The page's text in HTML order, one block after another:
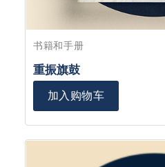
书籍和手册
重振旗鼓
加入购物车